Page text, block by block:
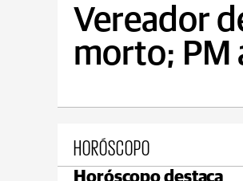
Vereador
morto; PM
HORÓSCOPO